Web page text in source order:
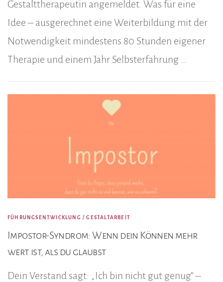
Gestalttherapeutin angemeldet. Was für eine
Idee – ausgerechnet eine Weiterbildung mit der
Notwendigkeit mindestens 80 Stunden eigener
Therapie und einem Jahr Selbsterfahrung …
FÜHRUNGSENTWICKLUNG /GESTALTARBEIT
Impostor-Syndrom: Wenn dein Können mehr
wert ist, als du glaubst
Dein Verstand sagt: „Ich bin nicht gut genug“ –